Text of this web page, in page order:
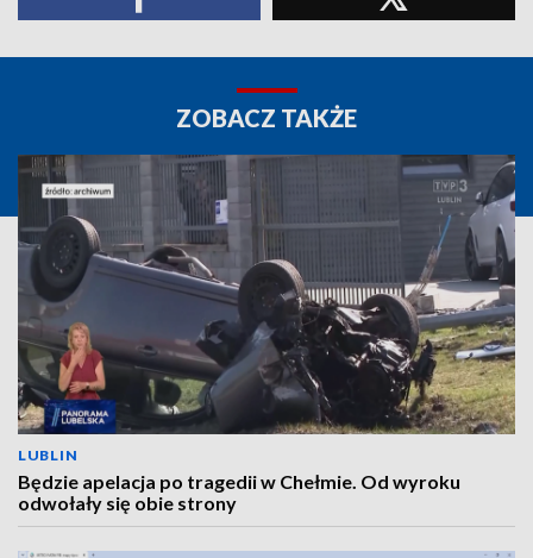
ZOBACZ TAKŻE
LUBLIN
Będzie apelacja po tragedii w Chełmie. Od wyroku
odwołały się obie strony